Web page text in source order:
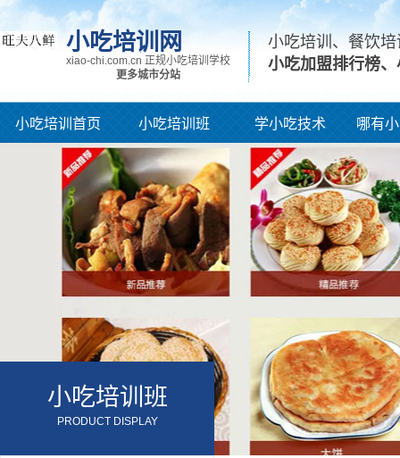
小吃培训网
xiao-chi.com.cn 正规小吃培训学校
更多城市分站
小吃培训、餐饮培
小吃加盟排行榜
小吃培训首页 小吃培训班 学小吃技术 哪有
小吃培训班
PRODUCT DISPLAY